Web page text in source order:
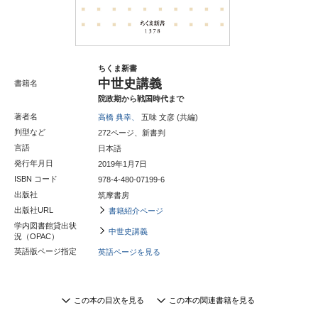
書籍名
ちくま新書
中世史講義
院政期から戦国時代まで
著者名 高橋 典幸、
五味 文彦 (共編)
判型など
272ページ、新書判
言語
日本語
発行年月日
2019年1月7日
ISBN コード
978-4-480-07199-6
出版社
筑摩書房
出版社URL
書籍紹介ページ
学内図書館貸出状
況（OPAC）
中世史講義
英語版ページ指定 英語ページを見る
この本の目次を見る この本の関連書籍を見る